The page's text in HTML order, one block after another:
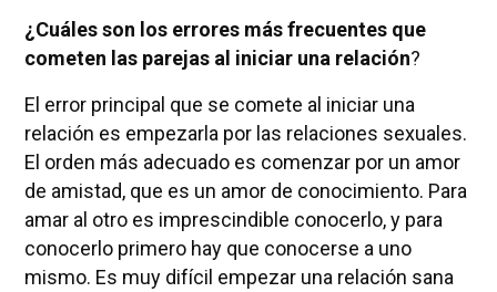
¿Cuáles son los errores más frecuentes que
cometen las parejas al iniciar una relación?
El error principal que se comete al iniciar una
relación es empezarla por las relaciones sexuales.
El orden más adecuado es comenzar por un amor
de amistad, que es un amor de conocimiento. Para
amar al otro es imprescindible conocerlo, y para
conocerlo primero hay que conocerse a uno
mismo. Es muy difícil empezar una relación sana